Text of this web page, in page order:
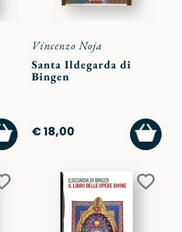
AGGIUNGI
AL
CARRELLO
Vincenzo Noja
Santa Ildegarda di
Bingen
€ 18,00
AL
Aggiungi